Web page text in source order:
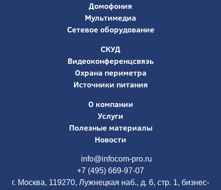
Домофония
Мультимедиа
Сетевое оборудование
СКУД
Видеоконференцсвязь
Охрана периметра
Источники питания
О компании
Услуги
Полезные материалы
Новости
info@infocom-pro.ru
+7 (495) 669-97-07
г. Москва, 119270, Лужнецкая наб., д. 6, стр. 1, бизнес-